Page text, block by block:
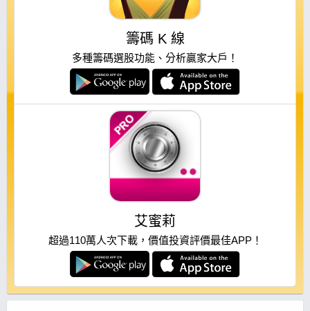
籌碼 K 線
多種籌碼選股功能、分析贏家大戶！
艾蜜莉
超過110萬人次下載，價值投資評價最佳APP！